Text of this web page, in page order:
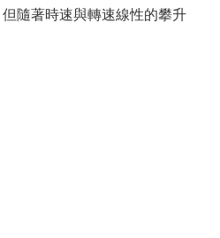
隨著時速與轉速線性的攀升